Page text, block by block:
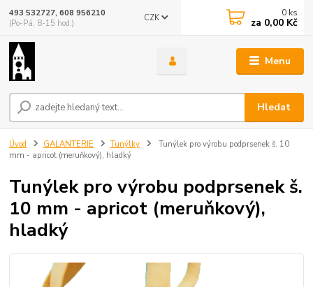
Menu
CZK
Hledat
493 532727, 608 956210
(Po-Pá, 8-15 hod.)
0 ks
za 0,00 Kč
Úvod GALANTERIE Tunýlky
Tunýlek pro výrobu podprsenek š. 10
mm - apricot (meruňkový), hladký
Tunýlek pro výrobu podprsenek š.
10 mm - apricot (meruňkový),
hladký